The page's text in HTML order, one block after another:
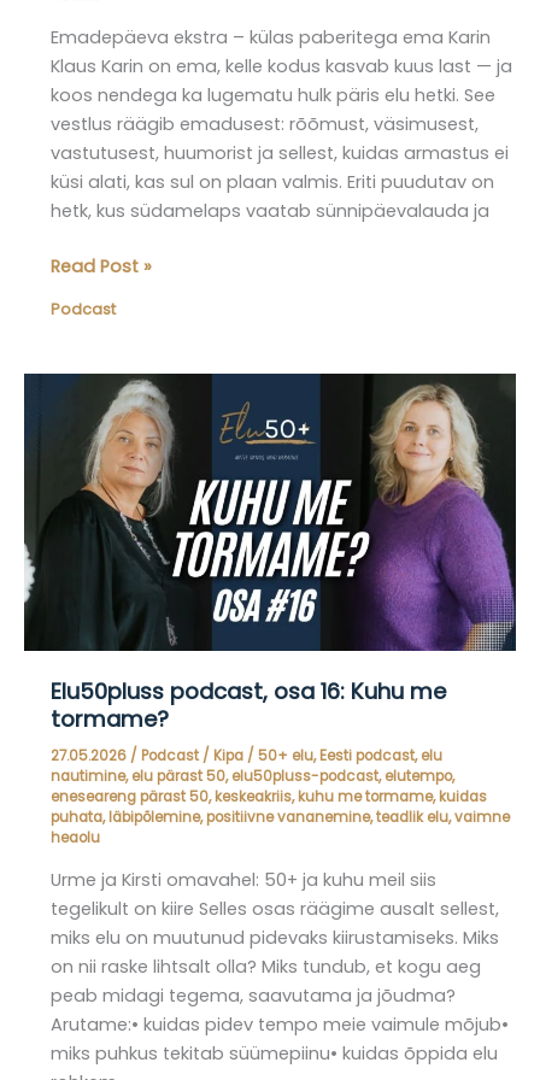
Emadepäeva ekstra – külas paberitega ema Karin
Klaus Karin on ema, kelle kodus kasvab kuus last — ja
koos nendega ka lugematu hulk päris elu hetki. See
vestlus räägib emadusest: rõõmust, väsimusest,
vastutusest, huumorist ja sellest, kuidas armastus ei
küsi alati, kas sul on plaan valmis. Eriti puudutav on
hetk, kus südamelaps vaatab sünnipäevalauda ja
Elu50pluss
osa
Külas
Klaus
Read Post »
Podcast
Elu50pluss podcast, osa 16: Kuhu me
tormame?
27.05.2026 / Podcast/ Kipa / 50+ elu,Eesti podcast,elu
nautimine,elu pärast 50,elu50pluss-podcast,elutempo,
eneseareng pärast 50,keskeakriis,kuhu me tormame,kuidas
puhata,läbipõlemine,positiivne vananemine,teadlik elu,vaimne
heaolu
Urme ja Kirsti omavahel: 50+ ja kuhu meil siis
tegelikult on kiire Selles osas räägime ausalt sellest,
miks elu on muutunud pidevaks kiirustamiseks. Miks
on nii raske lihtsalt olla? Miks tundub, et kogu aeg
peab midagi tegema, saavutama ja jõudma?
Arutame:• kuidas pidev tempo meie vaimule mõjub•
miks puhkus tekitab süümepiinu• kuidas õppida elu